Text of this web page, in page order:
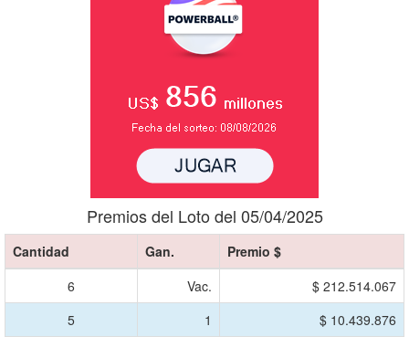
Premios del Loto del 05/04/2025
Cantidad Gan.
Premio $
6
Vac.
$ 212.514.067
5
1
$ 10.439.876